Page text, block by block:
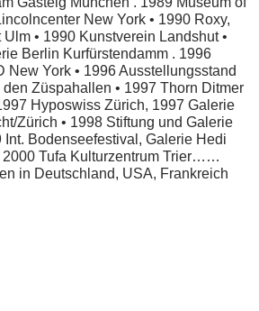
New York • 1990 Roxy,
• 1990 Kunstverein Landshut •
Berlin Kurfürstendamm . 1996
New York • 1996 Ausstellungsstand
Züspahallen • 1997 Thorn Ditmer
Hyposwiss Zürich, 1997 Galerie
Zürich • 1998 Stiftung und Galerie
Int. Bodenseefestival, Galerie Hedi
2000 Tufa Kulturzentrum Trier……
in Deutschland, USA, Frankreich